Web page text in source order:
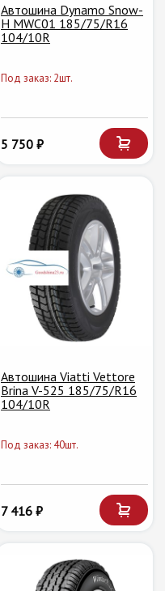
Автошина Dynamo Snow-
H MWC01 185/75/R16
104/10R
Под заказ: 2шт.
5 750 ₽
Автошина Viatti Vettore
Brina V-525 185/75/R16
104/10R
Под заказ: 40шт.
7 416 ₽